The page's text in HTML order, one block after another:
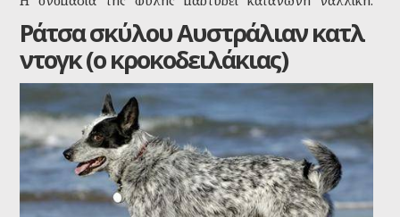
Στην πραγματικότητα, όπως οι περισσότερες φυλές
κυνηγετικών δεικτών, προέρχεται από την Ισπανία του
Μεσαίωνα.
Ράτσα σκύλου Αυστράλιαν κατλ
ντογκ (ο κροκοδειλάκιας)